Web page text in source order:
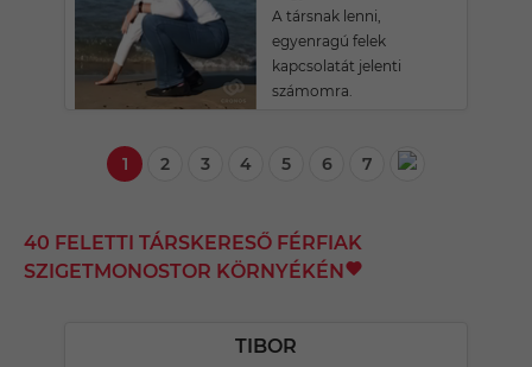
A társnak lenni,
egyenragú felek
kapcsolatát jelenti
számomra.
1 2 3 4 5 6 7
40 FELETTI TÁRSKERESŐ FÉRFIAK
SZIGETMONOSTOR KÖRNYÉKÉN
TIBOR